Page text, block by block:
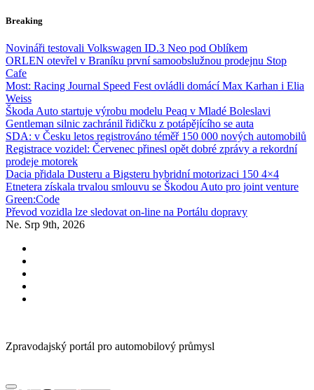
Skip
content
Breaking
Novináři testovali Volkswagen ID.3 Neo pod Oblíkem
ORLEN otevřel v Braníku první samoobslužnou prodejnu Stop
Cafe
Most: Racing Journal Speed Fest ovládli domácí Max Karhan i Elia
Weiss
Škoda Auto startuje výrobu modelu Peaq v Mladé Boleslavi
Gentleman silnic zachránil řidičku z potápějícího se auta
SDA: v Česku letos registrováno téměř 150 000 nových automobilů
Registrace vozidel: Červenec přinesl opět dobré zprávy a rekordní
prodeje motorek
Dacia přidala Dusteru a Bigsteru hybridní motorizaci 150 4×4
Etnetera získala trvalou smlouvu se Škodou Auto pro joint venture
Green:Code
Převod vozidla lze sledovat on-line na Portálu dopravy
Ne. Srp 9th, 2026
Zpravodajský portál pro automobilový průmysl